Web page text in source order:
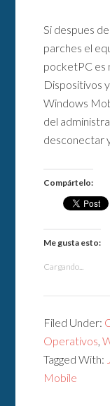
Si despues
parches el
pocketPC es
Dispositivos
Windows
del
desconectar
Compártelo:
Me gusta esto:
Cargando...
Filed Under:
Operativos,
Tagged With:
Mobile